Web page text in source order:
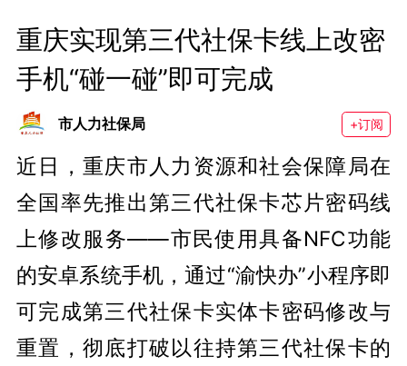
重庆实现第三代社保卡线上改密
手机“碰一碰”即可完成
市人力社保局 +订阅
近日，重庆市人力资源和社会保障局在
全国率先推出第三代社保卡芯片密码线
上修改服务——市民使用具备NFC功能
的安卓系统手机，通过“渝快办”小程序即
可完成第三代社保卡实体卡密码修改与
重置，彻底打破以往持第三代社保卡的